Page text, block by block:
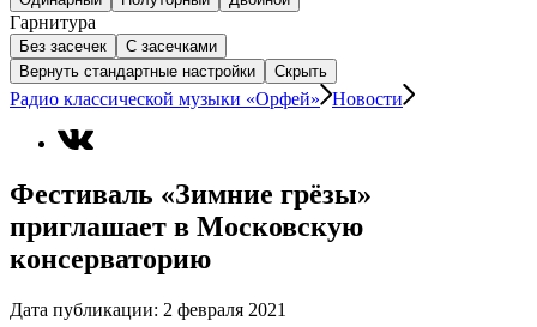
Гарнитура
Без засечек
С засечками
Вернуть стандартные настройки
Скрыть
Радио классической музыки «Орфей» Новости
Фестиваль «Зимние грёзы»
приглашает в Московскую
консерваторию
Дата публикации: 2 февраля 2021